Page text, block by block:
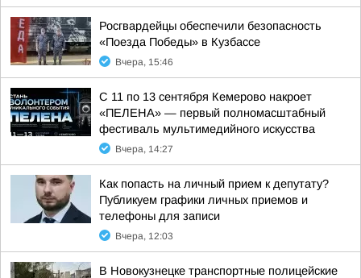
Росгвардейцы обеспечили безопасность
«Поезда Победы» в Кузбассе
Вчера, 15:46
С 11 по 13 сентября Кемерово накроет
«ПЕЛЕНА» — первый полномасштабный
фестиваль мультимедийного искусства
Вчера, 14:27
Как попасть на личный прием к депутату?
Публикуем графики личных приемов и
телефоны для записи
Вчера, 12:03
В Новокузнецке транспортные полицейские